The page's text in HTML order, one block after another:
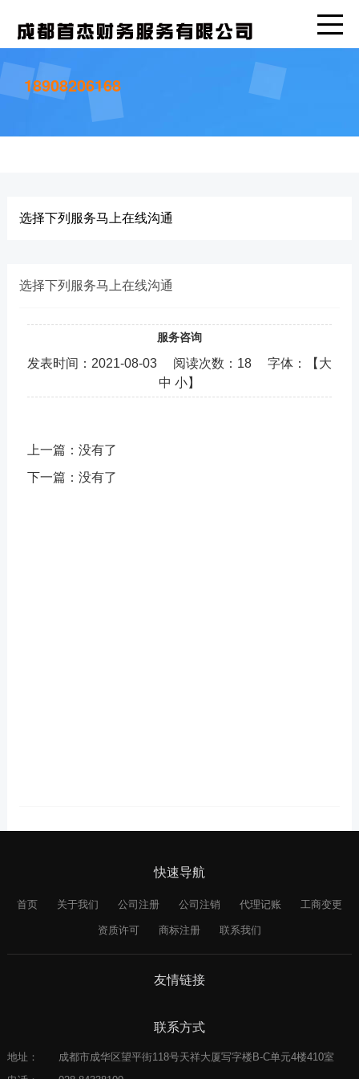
18908206168
选择下列服务马上在线沟通
选择下列服务马上在线沟通
服务咨询
发表时间： 2021-08-03阅读次数： 18 字体：【 大
中 小】
上一篇： 没有了
下一篇： 没有了
快速导航
首页 关于我们 公司注册 公司注销 代理记账 工商变更
资质许可 商标注册 联系我们
友情链接
联系方式
地址：
成都市成华区望平街118号天祥大厦写字楼B-C单元4楼410室